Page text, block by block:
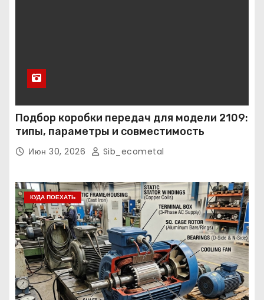
Подбор коробки передач для модели 2109:
типы, параметры и совместимость
Июн 30, 2026 Sib_ecometal
КУДА ПОЕХАТЬ